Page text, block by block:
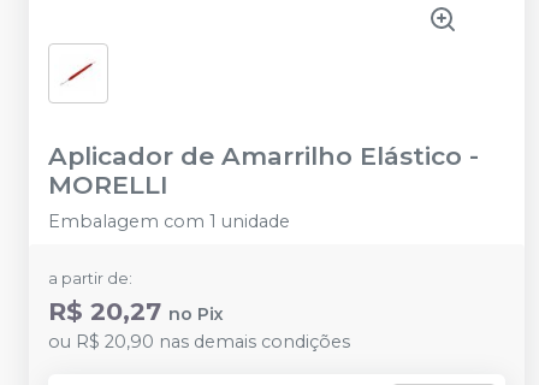
Aplicador de Amarrilho Elástico -
MORELLI
Embalagem com 1 unidade
a partir de:
R$ 20,27 no Pix
ou R$ 20,90 nas demais condições